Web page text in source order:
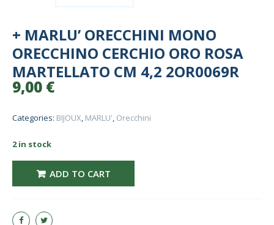
+ MARLU’ ORECCHINI MONO
ORECCHINO CERCHIO ORO ROSA
MARTELLATO CM 4,2 2OR0069R
9,00 €
Categories: BIJOUX, MARLU', Orecchini
2 in stock
ADD TO CART